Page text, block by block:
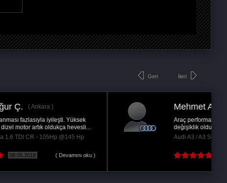
Geri
Araç performansında hissedilir derecede
değişiklik oldu. Teşekkürler
Audi A3 / A3 Sedan 1.6 TDi - 105Hp @140 Hp
İleri